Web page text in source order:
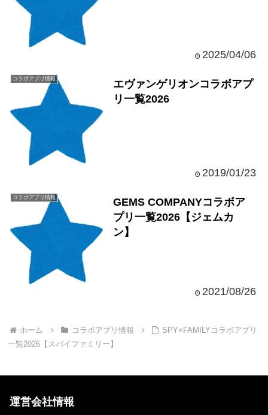
2025/04/06
コラボアプリ情報
エヴァンゲリオンコラボアプ
リ一覧2026
2019/01/23
コラボアプリ情報
GEMS COMPANYコラボア
プリ一覧2026【ジェムカ
ン】
2021/08/26
ホーム コラボアプリ情報
SPY×FAMILYコラボアプリ
一覧2026【スパイファミリー】
運営会社情報